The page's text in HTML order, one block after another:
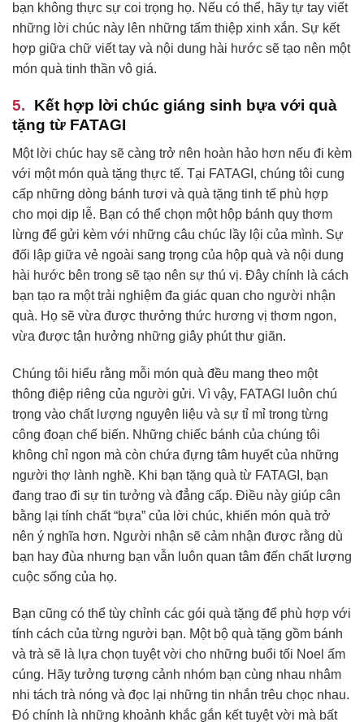
bạn không thực sự coi trọng họ. Nếu có thể, hãy tự tay viết
những lời chúc này lên những tấm thiệp xinh xắn. Sự kết
hợp giữa chữ viết tay và nội dung hài hước sẽ tạo nên một
món quà tinh thần vô giá.
Kết hợp lời chúc giáng sinh bựa với quà
tặng từ FATAGI
Một lời chúc hay sẽ càng trở nên hoàn hảo hơn nếu đi kèm
với một món quà tặng thực tế. Tại FATAGI, chúng tôi cung
cấp những dòng bánh tươi và quà tặng tinh tế phù hợp
cho mọi dịp lễ. Bạn có thể chọn một hộp bánh quy thơm
lừng để gửi kèm với những câu chúc lầy lội của mình. Sự
đối lập giữa vẻ ngoài sang trọng của hộp quà và nội dung
hài hước bên trong sẽ tạo nên sự thú vị. Đây chính là cách
bạn tạo ra một trải nghiệm đa giác quan cho người nhận
quà. Họ sẽ vừa được thưởng thức hương vị thơm ngon,
vừa được tận hưởng những giây phút thư giãn.
Chúng tôi hiểu rằng mỗi món quà đều mang theo một
thông điệp riêng của người gửi. Vì vậy, FATAGI luôn chú
trọng vào chất lượng nguyên liệu và sự tỉ mỉ trong từng
công đoạn chế biến. Những chiếc bánh của chúng tôi
không chỉ ngon mà còn chứa đựng tâm huyết của những
người thợ lành nghề. Khi bạn tặng quà từ FATAGI, bạn
đang trao đi sự tin tưởng và đẳng cấp. Điều này giúp cân
bằng lại tính chất “bựa” của lời chúc, khiến món quà trở
nên ý nghĩa hơn. Người nhận sẽ cảm nhận được rằng dù
bạn hay đùa nhưng bạn vẫn luôn quan tâm đến chất lượng
cuộc sống của họ.
Bạn cũng có thể tùy chỉnh các gói quà tặng để phù hợp với
tính cách của từng người bạn. Một bộ quà tặng gồm bánh
và trà sẽ là lựa chọn tuyệt vời cho những buổi tối Noel ấm
cúng. Hãy tưởng tượng cảnh nhóm bạn cùng nhau nhâm
nhi tách trà nóng và đọc lại những tin nhắn trêu chọc nhau.
Đó chính là những khoảnh khắc gắn kết tuyệt vời mà bất